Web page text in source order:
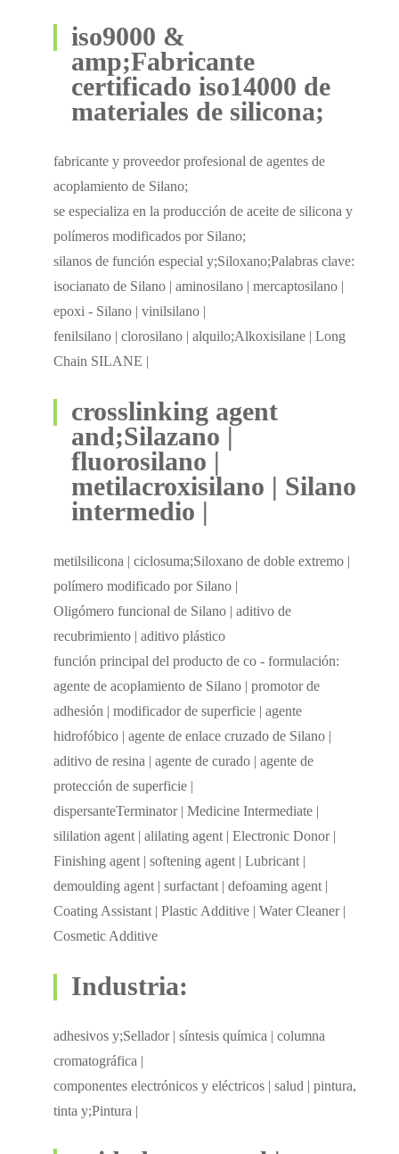
iso9000 &
amp;Fabricante
certificado iso14000 de
materiales de silicona;
fabricante y proveedor profesional de agentes de
acoplamiento de Silano;
se especializa en la producción de aceite de silicona y
polímeros modificados por Silano;
silanos de función especial y;Siloxano;Palabras clave:
isocianato de Silano | aminosilano | mercaptosilano |
epoxi - Silano | vinilsilano |
fenilsilano | clorosilano | alquilo;Alkoxisilane | Long
Chain SILANE |
crosslinking agent
and;Silazano |
fluorosilano |
metilacroxisilano | Silano
intermedio |
metilsilicona | ciclosuma;Siloxano de doble extremo |
polímero modificado por Silano |
Oligómero funcional de Silano | aditivo de
recubrimiento | aditivo plástico
función principal del producto de co - formulación:
agente de acoplamiento de Silano | promotor de
adhesión | modificador de superficie | agente
hidrofóbico | agente de enlace cruzado de Silano |
aditivo de resina | agente de curado | agente de
protección de superficie |
dispersanteTerminator | Medicine Intermediate |
sililation agent | alilating agent | Electronic Donor |
Finishing agent | softening agent | Lubricant |
demoulding agent | surfactant | defoaming agent |
Coating Assistant | Plastic Additive | Water Cleaner |
Cosmetic Additive
Industria:
adhesivos y;Sellador | síntesis química | columna
cromatográfica |
componentes electrónicos y eléctricos | salud | pintura,
tinta y;Pintura |